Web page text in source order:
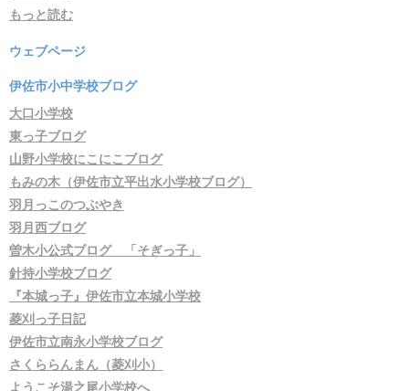
もっと読む
ウェブページ
伊佐市小中学校ブログ
大口小学校
東っ子ブログ
山野小学校にこにこブログ
もみの木（伊佐市立平出水小学校ブログ）
羽月っこのつぶやき
羽月西ブログ
曽木小公式ブログ 「そぎっ子」
針持小学校ブログ
『本城っ子』伊佐市立本城小学校
菱刈っ子日記
伊佐市立南永小学校ブログ
さくららんまん（菱刈小）
ようこそ湯之尾小学校へ